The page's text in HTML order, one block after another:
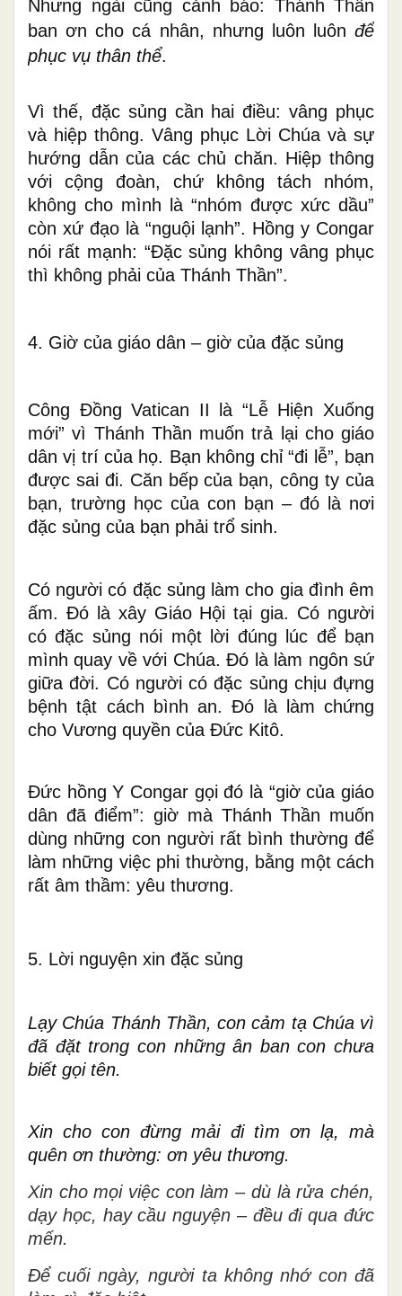
Nhưng ngài cũng cảnh báo: Thánh Thần
ban ơn cho cá nhân, nhưng luôn luôn để
phục vụ thân thể.
Vì thế, đặc sủng cần hai điều:vâng phục
và hiệp thông. Vâng phục Lời Chúa và sự
hướng dẫn của các chủ chăn. Hiệp thông
với cộng đoàn, chứ không tách nhóm,
không cho mình là “nhóm được xức dầu”
còn xứ đạo là “nguội lạnh”. Hồng y Congar
nói rất mạnh: “Đặc sủng không vâng phục
thì không phải của Thánh Thần”.
4. Giờ của giáo dân – giờ của đặc sủng
Công Đồng Vatican II là “Lễ Hiện Xuống
mới” vì Thánh Thần muốn trả lại cho giáo
dân vị trí của họ. Bạn không chỉ “đi lễ”, bạn
được sai đi. Căn bếp của bạn, công ty của
bạn, trường học của con bạn – đó là nơi
đặc sủng của bạn phải trổ sinh.
Có người có đặc sủng làm cho gia đình êm
ấm. Đó là xây Giáo Hội tại gia. Có người
có đặc sủng nói một lời đúng lúc để bạn
mình quay về với Chúa. Đó là làm ngôn sứ
giữa đời. Có người có đặc sủng chịu đựng
bệnh tật cách bình an. Đó là làm chứng
cho Vương quyền của Đức Kitô.
Đức hồngY Congar gọi đó là “giờ của giáo
dân đã điểm”: giờ mà Thánh Thần muốn
dùng những con người rất bình thường để
làm những việc phi thường, bằng một cách
rất âm thầm: yêu thương.
5. Lời nguyện xin đặc sủng
Lạy Chúa Thánh Thần, con cảm tạ Chúa vì
đã đặt trong con những ân ban con chưa
biết gọi tên.
Xin cho con đừng mải đi tìm ơn lạ, mà
quên ơn thường: ơn yêu thương.
Xin cho mọi việc con làm – dù là rửa chén,
dạy học, hay cầu nguyện – đều đi qua đức
mến.
Để cuối ngày, người ta không nhớ con đã